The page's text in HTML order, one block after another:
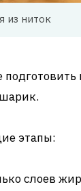
из ниток
этапы:
слоев